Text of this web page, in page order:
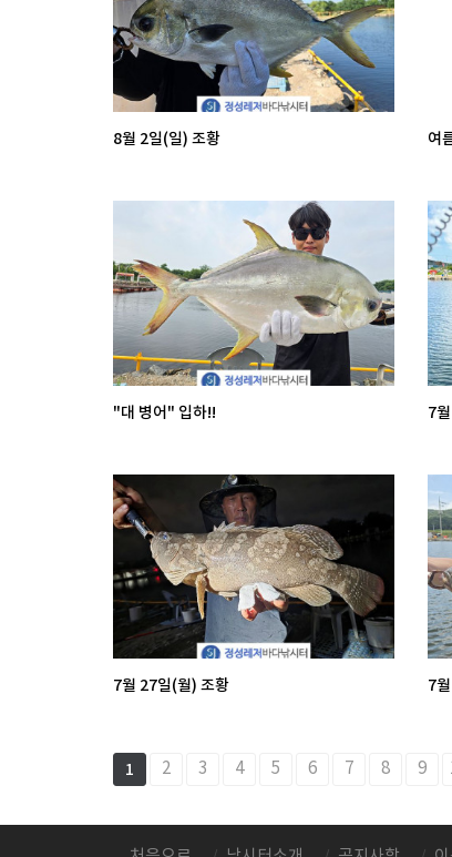
8월 2일(일) 조황 여
"대 병어" 입하!! 7
7월 27일(월) 조황 7
1 2 3 4 5 6 7 8 9